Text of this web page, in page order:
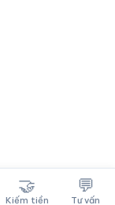
🤝
Kiếm tiền
💬
Tư vấn